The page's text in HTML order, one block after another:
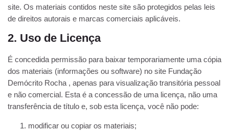
site. Os materiais contidos neste site são protegidos pelas leis
de direitos autorais e marcas comerciais aplicáveis.
2. Uso de Licença
É concedida permissão para baixar temporariamente uma cópia
dos materiais (informações ou software) no site Fundação
Demócrito Rocha , apenas para visualização transitória pessoal
e não comercial. Esta é a concessão de uma licença, não uma
transferência de título e, sob esta licença, você não pode:
modificar ou copiar os materiais;